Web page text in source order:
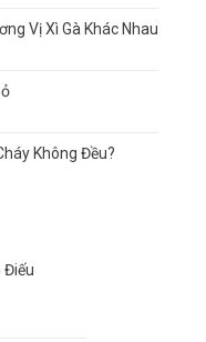
Vị Xì Gà Khác Nhau
Không Đều?
Điếu